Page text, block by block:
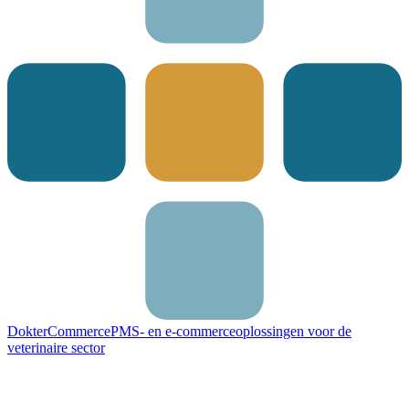
DokterCommercePMS- en e-commerceoplossingen voor de
veterinaire sector